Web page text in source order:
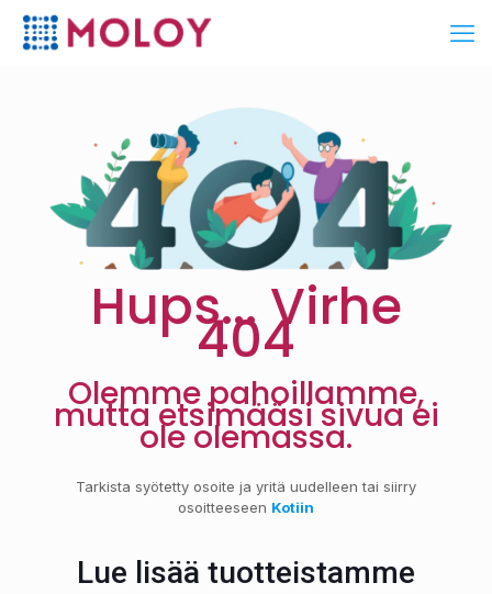
Hups... Virhe
404
Olemme pahoillamme,
mutta etsimääsi sivua ei
ole olemassa.
Tarkista syötetty osoite ja yritä uudelleen tai siirry
osoitteeseen Kotiin
Lue lisää tuotteistamme